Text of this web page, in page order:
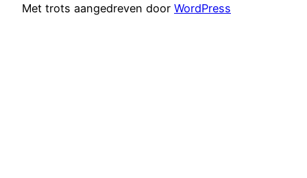
Met trots aangedreven door WordPress